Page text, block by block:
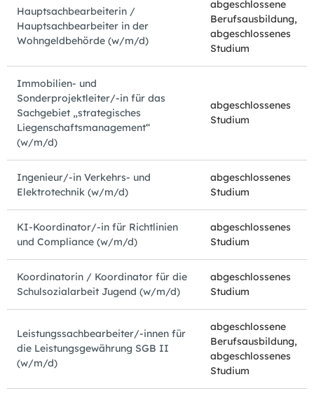
Hauptsachbearbeiterin /
Hauptsachbearbeiter in der
Wohngeldbehörde (w/m/d)
abgeschlossene
Berufsausbildung,
abgeschlossenes
Studium
Immobilien- und
Sonderprojektleiter/-in für das
Sachgebiet „strategisches
Liegenschaftsmanagement“
(w/m/d)
abgeschlossenes
Studium
Ingenieur/-in Verkehrs- und
Elektrotechnik (w/m/d)
abgeschlossenes
Studium
KI-Koordinator/-in für Richtlinien
und Compliance (w/m/d)
abgeschlossenes
Studium
Koordinatorin / Koordinator für die
Schulsozialarbeit Jugend (w/m/d)
abgeschlossenes
Studium
Leistungssachbearbeiter/-innen für
die Leistungsgewährung SGB II
(w/m/d)
abgeschlossene
Berufsausbildung,
abgeschlossenes
Studium